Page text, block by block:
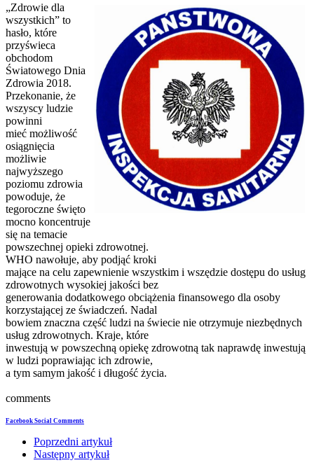
„Zdrowie dla
wszystkich” to
hasło, które
przyświeca
obchodom
Światowego Dnia
Zdrowia 2018.
Przekonanie, że
wszyscy ludzie
powinni
mieć możliwość
osiągnięcia
możliwie
najwyższego
poziomu zdrowia
powoduje, że
tegoroczne święto
mocno koncentruje
się na temacie
powszechnej opieki zdrowotnej.
WHO nawołuje, aby podjąć kroki
mające na celu zapewnienie wszystkim i wszędzie dostępu do usług
zdrowotnych wysokiej jakości bez
generowania dodatkowego obciążenia finansowego dla osoby
korzystającej ze świadczeń. Nadal
bowiem znaczna część ludzi na świecie nie otrzymuje niezbędnych
usług zdrowotnych. Kraje, które
inwestują w powszechną opiekę zdrowotną tak naprawdę inwestują
w ludzi poprawiając ich zdrowie,
a tym samym jakość i długość życia.
comments
Facebook Social Comments
Poprzedni artykuł
Następny artykuł